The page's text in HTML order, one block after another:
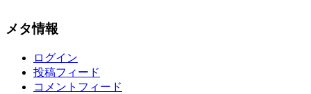
メタ情報
ログイン
投稿フィード
コメントフィード